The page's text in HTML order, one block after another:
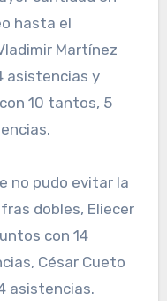
hasta el
Martínez
asistencias y
10 tantos, 5
no pudo evitar la
dobles, Eliecer
con 14
César Cueto
asistencias.